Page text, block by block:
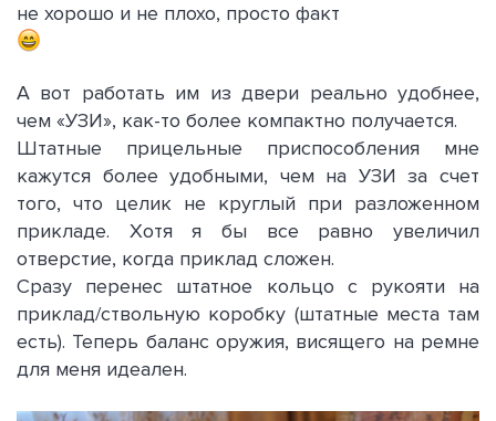
не хорошо и не плохо, просто факт
А вот работать им из двери реально удобнее,
чем «УЗИ», как-то более компактно получается.
Штатные прицельные приспособления мне
кажутся более удобными, чем на УЗИ за счет
того, что целик не круглый при разложенном
прикладе. Хотя я бы все равно увеличил
отверстие, когда приклад сложен.
Сразу перенес штатное кольцо с рукояти на
приклад/ствольную коробку (штатные места там
есть). Теперь баланс оружия, висящего на ремне
для меня идеален.